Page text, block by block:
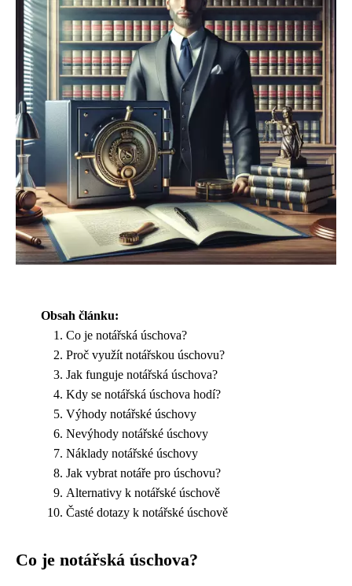
Obsah článku:
Co je notářská úschova?
Proč využít notářskou úschovu?
Jak funguje notářská úschova?
Kdy se notářská úschova hodí?
Výhody notářské úschovy
Nevýhody notářské úschovy
Náklady notářské úschovy
Jak vybrat notáře pro úschovu?
Alternativy k notářské úschově
Časté dotazy k notářské úschově
Co je notářská úschova?